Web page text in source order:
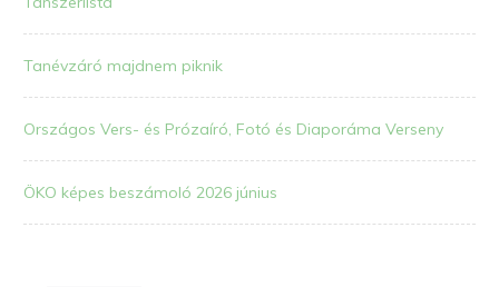
Tanévzáró majdnem piknik
Országos Vers- és Prózaíró, Fotó és Diaporáma Verseny
ÖKO képes beszámoló 2026 június